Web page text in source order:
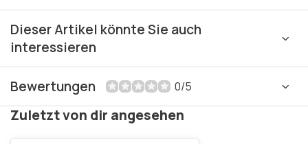
Dieser Artikel könnte Sie auch
interessieren
Bewertungen 0/5
Zuletzt von dir angesehen